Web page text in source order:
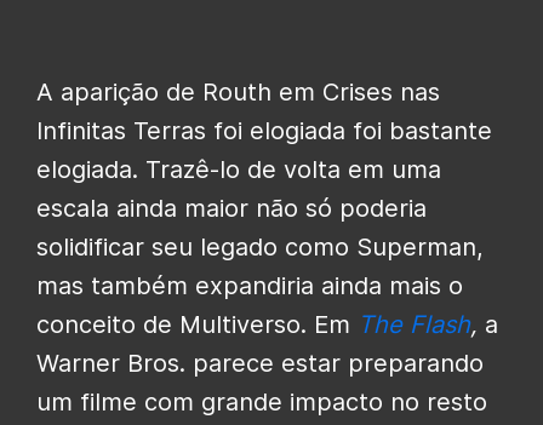
A aparição de Routh em Crises nas
Infinitas Terras foi elogiada foi bastante
elogiada. Trazê-lo de volta em uma
escala ainda maior não só poderia
solidificar seu legado como Superman,
mas também expandiria ainda mais o
conceito de Multiverso. Em The Flash, a
Warner Bros. parece estar preparando
um filme com grande impacto no resto